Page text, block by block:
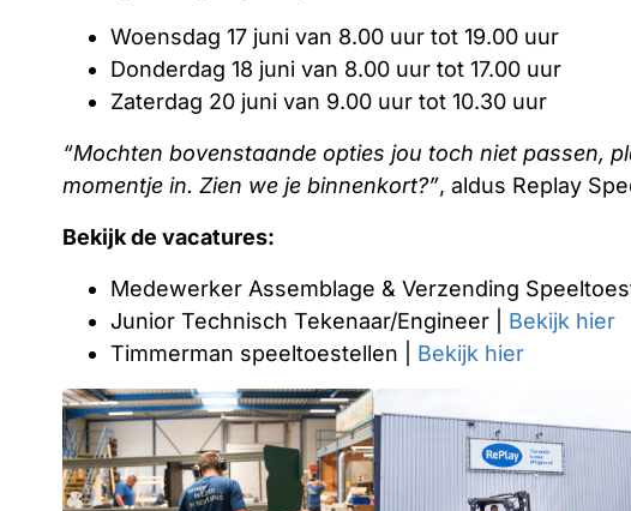
Woensdag 17 juni van 8.00 uur tot 19.00 uur
Donderdag 18 juni van 8.00 uur tot 17.00 uur
Zaterdag 20 juni van 9.00 uur tot 10.30 uur
“Mochten bovenstaande opties jou toch niet passen,
momentje in. Zien we je binnenkort?”, aldus Replay
Bekijk de vacatures:
Medewerker Assemblage & Verzending
Junior Technisch Tekenaar/Engineer | Bekijk hier
Timmerman speeltoestellen | Bekijk hier